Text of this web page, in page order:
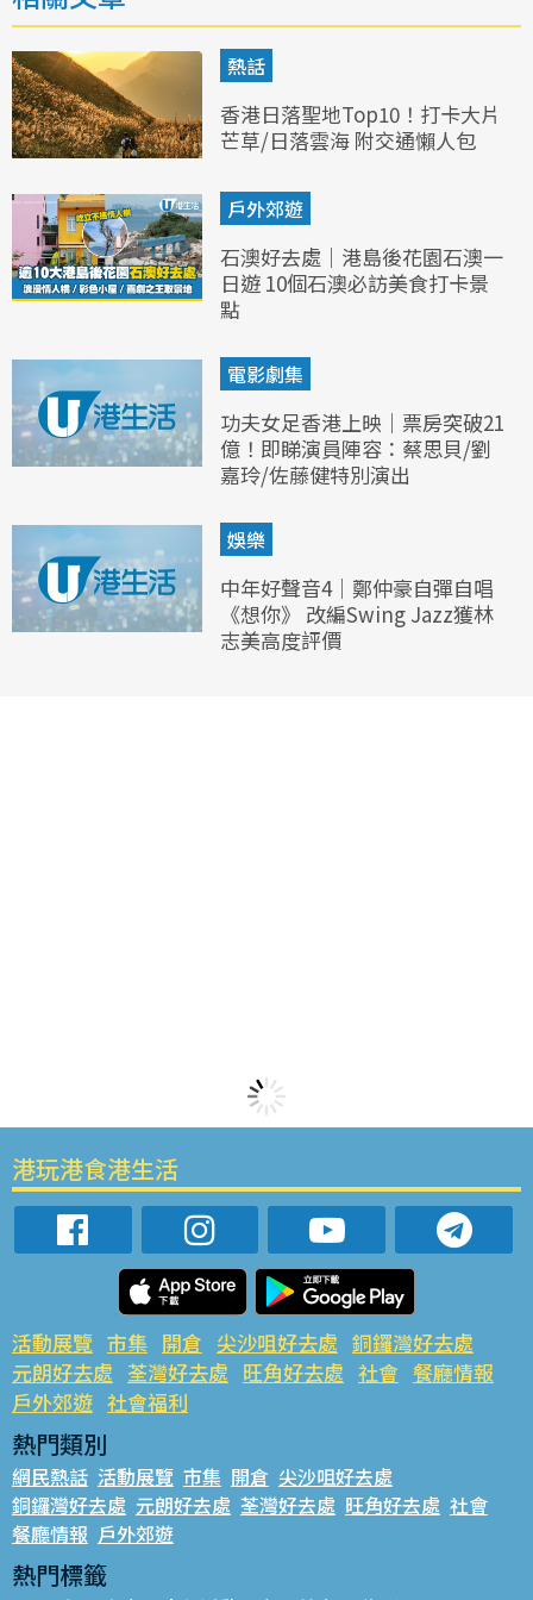
熱話
香港日落聖地Top10！打卡大片
芒草/日落雲海 附交通懶人包
戶外郊遊
石澳好去處｜港島後花園石澳一
日遊 10個石澳必訪美食打卡景
點
電影劇集
功夫女足香港上映｜票房突破21
億！即睇演員陣容：蔡思貝/劉
嘉玲/佐藤健特別演出
娛樂
中年好聲音4｜鄭仲豪自彈自唱
《想你》 改編Swing Jazz獲林
志美高度評價
港玩港食港生活
活動展覽 市集 開倉 尖沙咀好去處 銅鑼灣好去處
元朗好去處 荃灣好去處 旺角好去處 社會 餐廳情報
戶外郊遊 社會福利
熱門類別
網民熱話 活動展覽 市集 開倉 尖沙咀好去處
銅鑼灣好去處 元朗好去處 荃灣好去處 旺角好去處 社會
餐廳情報 戶外郊遊
熱門標籤